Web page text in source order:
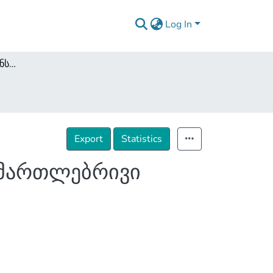
Log In
საერთო საკუთრების ინსტიტუტი (შედარებით სამართლებრივი ანალიზი)
Export Statistics